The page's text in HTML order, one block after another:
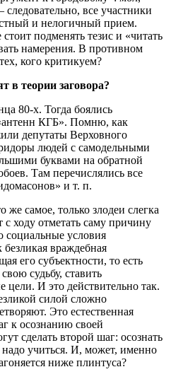
все участники
и нелогичный прием.
подменять тезис и «читать
намерения. В противном
кого критикуем?
теории заговора?
80-х. Тогда боялись
КГБ». Помню, как
депутаты Верховного
людей с самодельными
буквами на обратной
Там перечислялись все
и т. п.
же самое, только злодеи слегка
ходу отметать саму причину
социальные условия
враждебная
его субъектности, то есть
судьбу, ставить
цели. И это действительно так.
силой сложно
Это естественная
к осознанию своей
сделать второй шаг: осознать
учиться. И, может, именно
ниже плинтуса?